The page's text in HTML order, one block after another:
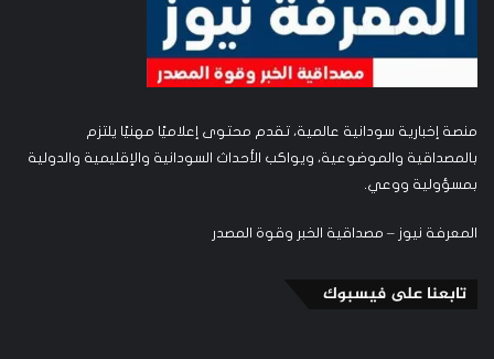
منصة إخبارية سودانية عالمية، تقدم محتوى إعلاميًا مهنيًا يلتزم
بالمصداقية والموضوعية، ويواكب الأحداث السودانية والإقليمية والدولية
بمسؤولية ووعي.
المعرفة نيوز – مصداقية الخبر وقوة المصدر
تابعنا على فيسبوك